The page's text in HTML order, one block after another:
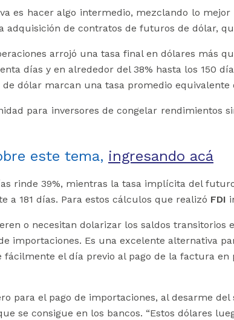
es hacer algo intermedio, mezclando lo
adquisición de contratos de futuros de dólar,
arrojó una tasa final en dólares más
días y en alrededor del 38% hasta los 150
dólar marcan una tasa promedio
para inversores de congelar
este tema, ingresando acá
rinde 39%, mientras la tasa implícita del
a 181 días. Para estos cálculos que realizó FDI
o necesitan dolarizar los saldos
importaciones. Es una excelente alternativa
fácilmente el día previo al pago de la factura
para el pago de importaciones, al desarme
se consigue en los bancos. “Estos dólares